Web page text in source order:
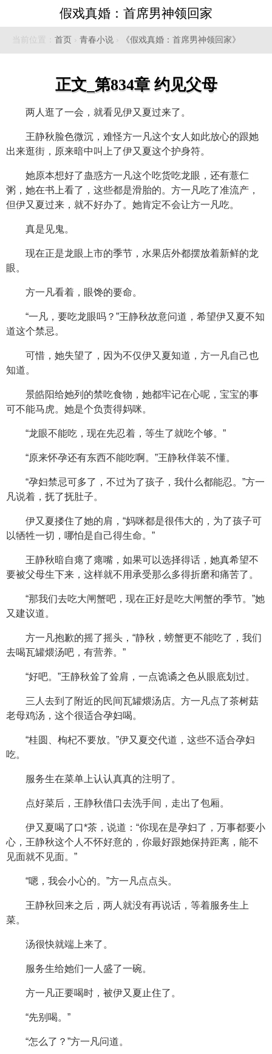
假戏真婚：首席男神领回家
当前位置： 首页 › 青春小说 › 《假戏真婚：首席男神领回家》
正文_第834章 约见父母
两人逛了一会，就看见伊又夏过来了。
王静秋脸色微沉，难怪方一凡这个女人如此放心的跟她
出来逛街，原来暗中叫上了伊又夏这个护身符。
她原本想好了蛊惑方一凡这个吃货吃龙眼，还有薏仁
粥，她在书上看了，这些都是滑胎的。方一凡吃了准流产，
但伊又夏过来，就不好办了。她肯定不会让方一凡吃。
真是见鬼。
现在正是龙眼上市的季节，水果店外都摆放着新鲜的龙
眼。
方一凡看着，眼馋的要命。
“一凡，要吃龙眼吗？”王静秋故意问道，希望伊又夏不知
道这个禁忌。
可惜，她失望了，因为不仅伊又夏知道，方一凡自己也
知道。
景皓阳给她列的禁吃食物，她都牢记在心呢，宝宝的事
可不能马虎。她是个负责得妈咪。
“龙眼不能吃，现在先忍着，等生了就吃个够。”
“原来怀孕还有东西不能吃啊。”王静秋佯装不懂。
“孕妇禁忌可多了，不过为了孩子，我什么都能忍。”方一
凡说着，抚了抚肚子。
伊又夏搂住了她的肩，“妈咪都是很伟大的，为了孩子可
以牺牲一切，哪怕是自己得生命。”
王静秋暗自瘪了瘪嘴，如果可以选择得话，她真希望不
要被父母生下来，这样就不用承受那么多得折磨和痛苦了。
“那我们去吃大闸蟹吧，现在正好是吃大闸蟹的季节。”她
又建议道。
方一凡抱歉的摇了摇头，“静秋，螃蟹更不能吃了，我们
去喝瓦罐煨汤吧，有营养。”
“好吧。”王静秋耸了耸肩，一点诡谲之色从眼底划过。
三人去到了附近的民间瓦罐煨汤店。方一凡点了茶树菇
老母鸡汤，这个很适合孕妇喝。
“桂圆、枸杞不要放。”伊又夏交代道，这些不适合孕妇
吃。
服务生在菜单上认认真真的注明了。
点好菜后，王静秋借口去洗手间，走出了包厢。
伊又夏喝了口*茶，说道：“你现在是孕妇了，万事都要小
心，王静秋这个人不怀好意的，你最好跟她保持距离，能不
见面就不见面。”
“嗯，我会小心的。”方一凡点点头。
王静秋回来之后，两人就没有再说话，等着服务生上
菜。
汤很快就端上来了。
服务生给她们一人盛了一碗。
方一凡正要喝时，被伊又夏止住了。
“先别喝。”
“怎么了？”方一凡问道。